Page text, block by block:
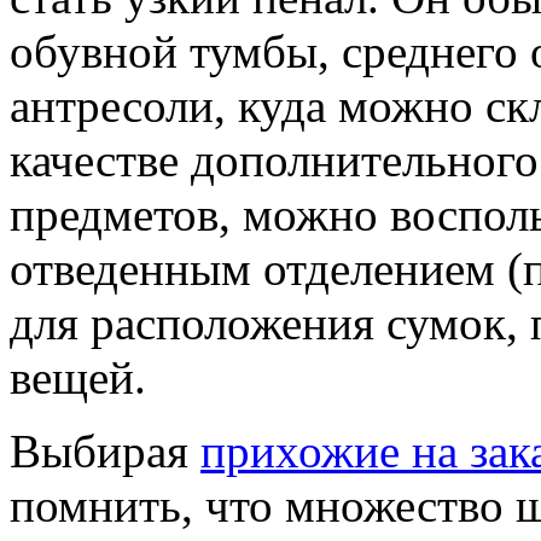
обувной тумбы, среднего
антресоли, куда можно
качестве
предметов, можно
отведенным отделением
для расположения сумок,
вещей.
Выбирая прихожие на
помнить, что множество